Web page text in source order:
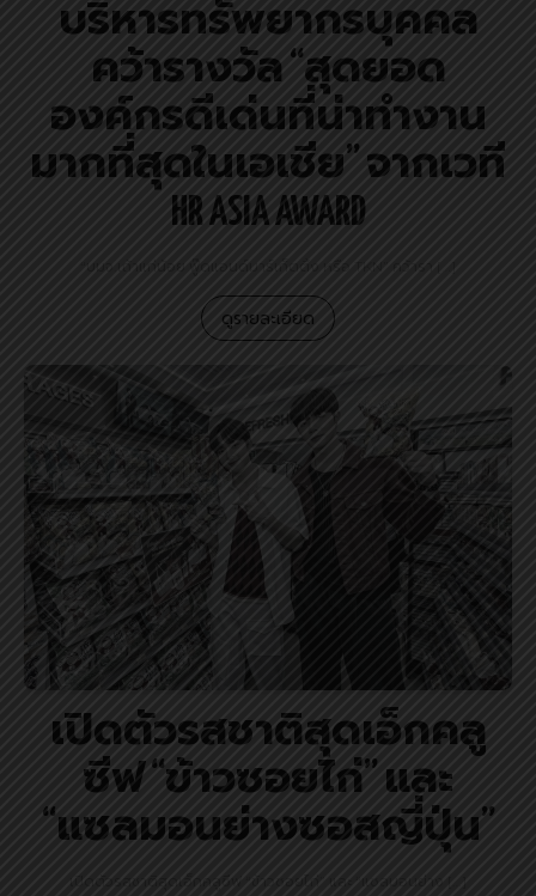
บริหารทรัพยากรบุคคล
คว้ารางวัล “สุดยอด
องค์กรดีเด่นที่น่าทำงาน
มากที่สุดในเอเชีย” จากเวที
HR ASIA AWARD
ดูรายละเอียด
เปิดตัวรสชาติสุดเอ็กคลู
ซีฟ “ข้าวซอยไก่” และ
“แซลมอนย่างซอสญี่ปุ่น”